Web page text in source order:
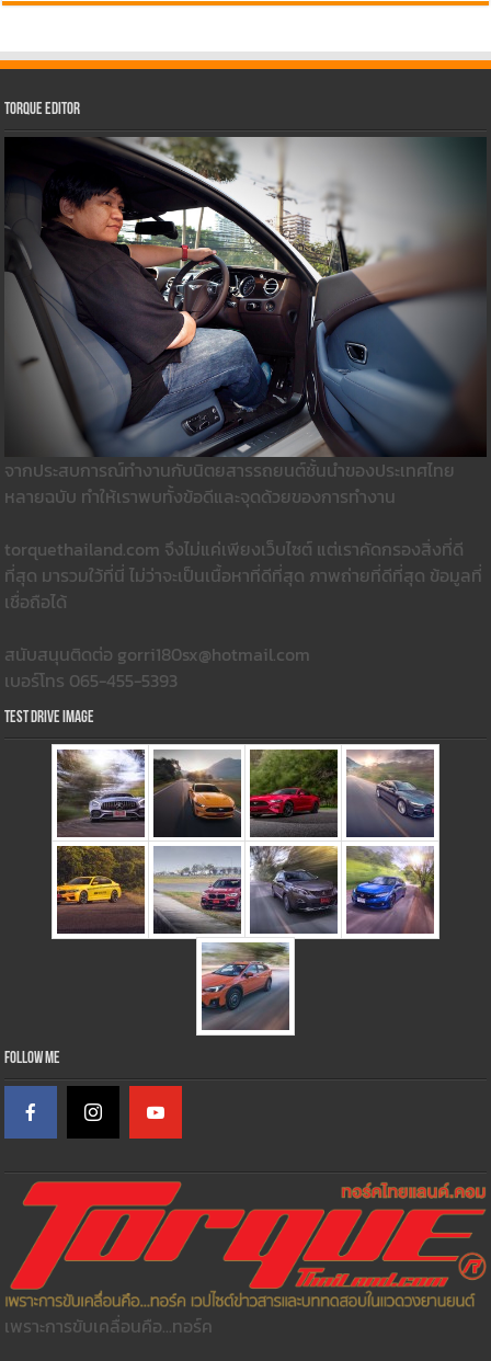
Torque Editor
จากประสบการณ์ทำงานกับนิตยสารรถยนต์ชั้นนำของประเทศไทย
หลายฉบับ ทำให้เราพบทั้งข้อดีและจุดด้วยของการทำงาน
torquethailand.com จึงไม่แค่เพียงเว็บไซต์ แต่เราคัดกรองสิ่งที่ดี
ที่สุด มารวมใว้ที่นี่ ไม่ว่าจะเป็นเนื้อหาที่ดีที่สุด ภาพถ่ายที่ดีที่สุด ข้อมูลที่
เชื่อถือได้
สนับสนุนติดต่อ gorri180sx@hotmail.com
เบอร์โทร 065-455-5393
Test Drive Image
Follow Me
เพราะการขับเคลื่อนคือ...ทอร์ค